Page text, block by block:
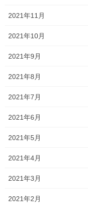
2021年11月
2021年10月
2021年9月
2021年8月
2021年7月
2021年6月
2021年5月
2021年4月
2021年3月
2021年2月